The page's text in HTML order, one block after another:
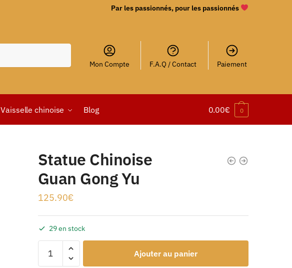
Par les passionnés, pour les passionnés
Mon Compte F.A.Q / Contact Paiement
Vaisselle chinoise Blog 0.00€ 0
Statue Chinoise
Guan Gong Yu
125.90€
29 en stock
Ajouter au panier